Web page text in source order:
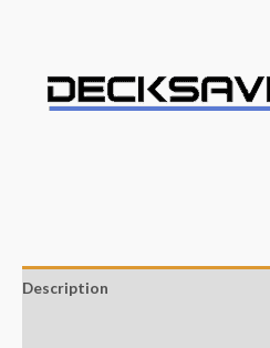
Description